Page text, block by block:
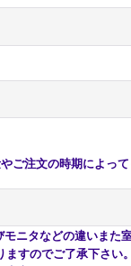
注文の時期によって
ニタなどの違いまた
のでご了承下さい。